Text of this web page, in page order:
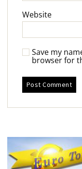
Website
Save my
browser for